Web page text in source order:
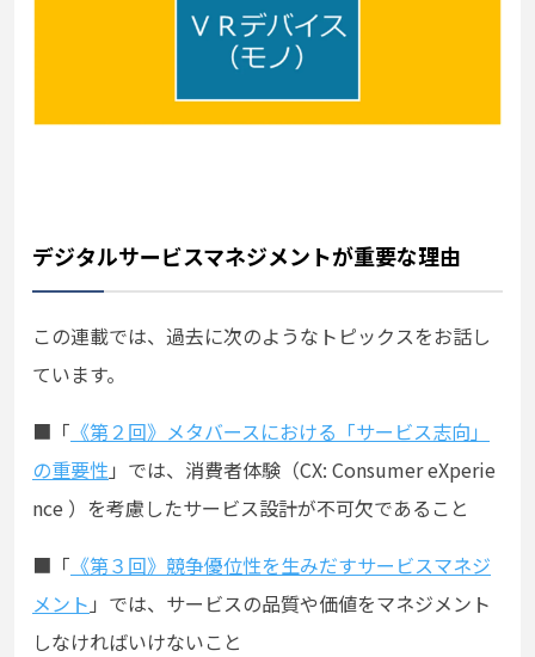
デジタルサービスマネジメントが重要な理由
この連載では、過去に次のようなトピックスをお話し
ています。
■「 《第２回》メタバースにおける「サービス志向」
の重要性 」では、消費者体験（CX: Consumer eXperie
nce ）を考慮したサービス設計が不可欠であること
■ 「 《第３回》競争優位性を生みだすサービスマネジ
メント 」では、サービスの品質や価値をマネジメント
しなければいけないこと